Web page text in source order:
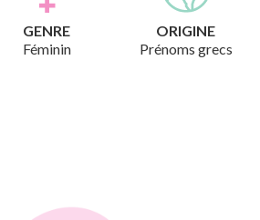
GENRE
Féminin
ORIGINE
Prénoms grecs